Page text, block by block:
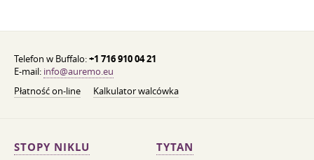
Telefon w Buffalo:+1 716 910 04 21
E-mail: info@auremo.eu
Płatność on-line
Kalkulator walcówka
STOPY NIKLU TYTAN